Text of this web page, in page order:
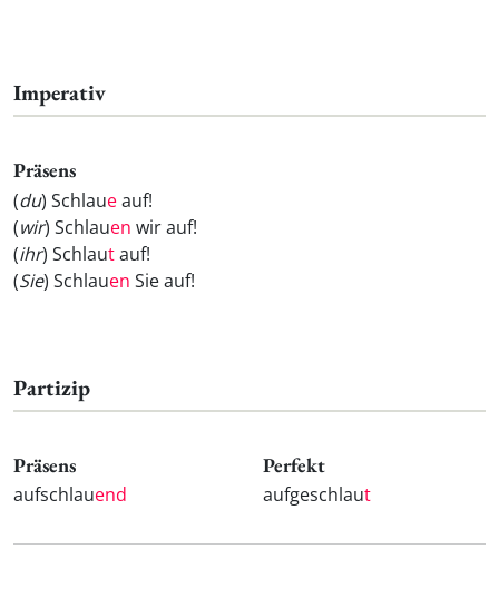
Imperativ
Präsens
(du) Schlaueauf!
(wir) Schlauen wir auf!
(ihr) Schlautauf!
(Sie) Schlauen Sie auf!
Partizip
Präsens
aufschlauend
Perfekt
aufgeschlaut